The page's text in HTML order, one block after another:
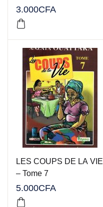
3.000CFA
LES COUPS DE LA VIE
– Tome 7
5.000CFA